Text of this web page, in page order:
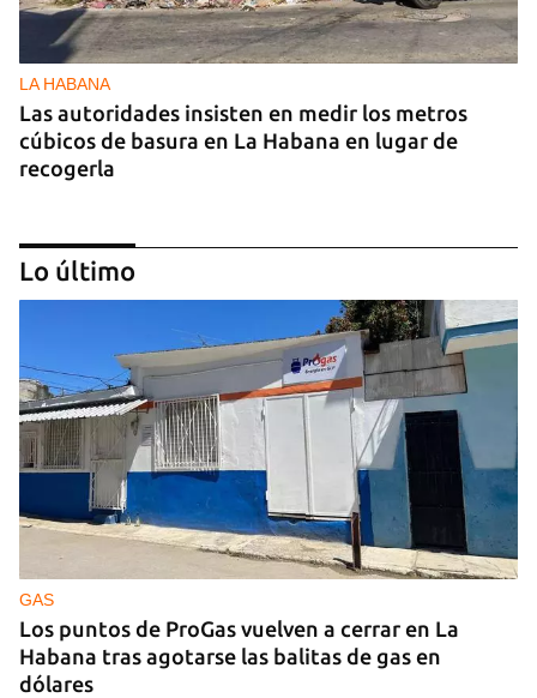
LA HABANA
Las autoridades insisten en medir los metros
cúbicos de basura en La Habana en lugar de
recogerla
25N
Pese al subregistro de los datos oficiales, Cuba
tiene una alta incidencia de feminicidios
Lo último
GAS
Los puntos de ProGas vuelven a cerrar en La
Habana tras agotarse las balitas de gas en
dólares